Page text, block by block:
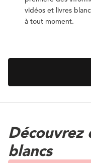
vidéos et livres
à tout moment.
Découvrez
blancs